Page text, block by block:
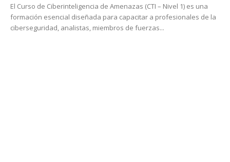
El Curso de Ciberinteligencia de Amenazas (CTI – Nivel 1) es una
formación esencial diseñada para capacitar a profesionales de la
ciberseguridad, analistas, miembros de fuerzas...